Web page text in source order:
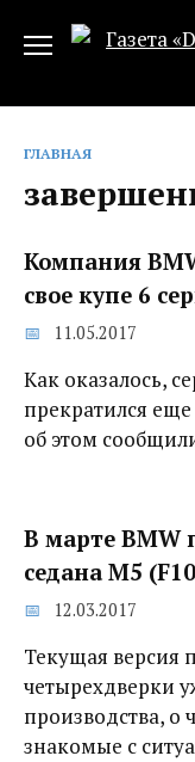
ГЛАВНАЯ
Компания
свое купе 6
11.05.2017
Как оказалось,
прекратился
об этом
В марте BMW
седана M5
12.03.2017
Текущая версия
четырехдверки
производства,
знакомые с